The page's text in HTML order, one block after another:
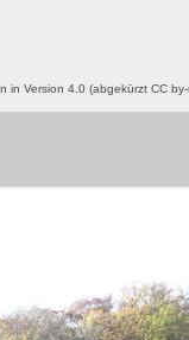
Version 4.0 (abgekürzt CC